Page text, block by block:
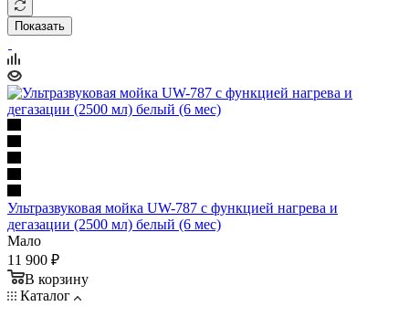
Показать
Ультразвуковая мойка UW-787 с функцией нагрева и
дегазации (2500 мл) белый (6 мес)
Мало
11 900 ₽
В корзину
Каталог